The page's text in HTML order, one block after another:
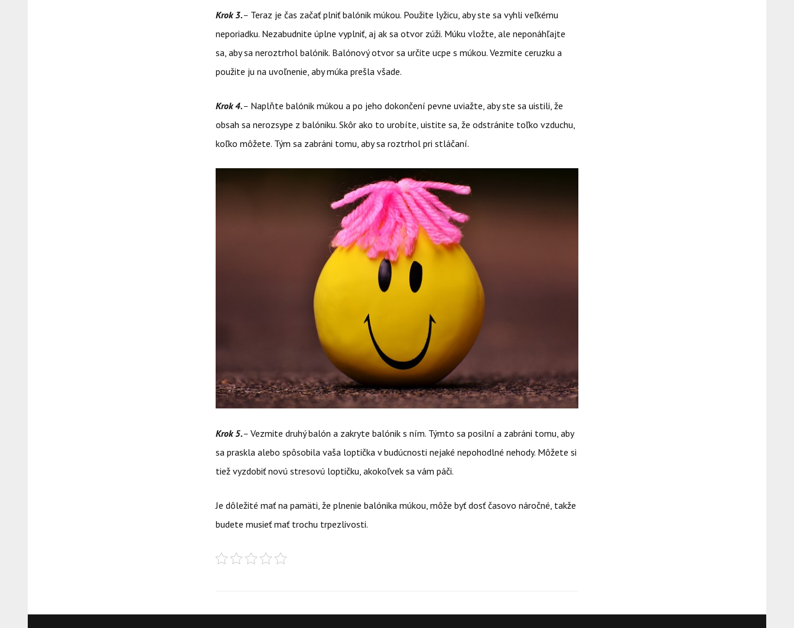
Krok 3.– Teraz je čas začať plniť balónik múkou. Použite lyžicu, aby ste sa vyhli veľkému
neporiadku. Nezabudnite úplne vyplniť, aj ak sa otvor zúži. Múku vložte, ale neponáhľajte
sa, aby sa neroztrhol balónik. Balónový otvor sa určite ucpe s múkou. Vezmite ceruzku a
použite ju na uvoľnenie, aby múka prešla všade.
Krok 4.– Naplňte balónik múkou a po jeho dokončení pevne uviažte, aby ste sa uistili, že
obsah sa nerozsype z balóniku. Skôr ako to urobíte, uistite sa, že odstránite toľko vzduchu,
koľko môžete. Tým sa zabráni tomu, aby sa roztrhol pri stláčaní.
Krok 5.–Vezmite druhý balón a zakryte balónik s ním. Týmto sa posilní a zabráni tomu, aby
sa praskla alebo spôsobila vaša loptička v budúcnosti nejaké nepohodlné nehody. Môžete si
tiež vyzdobiť novú stresovú loptičku, akokoľvek sa vám páči.
Je dôležité mať na pamäti, že plnenie balónika múkou, môže byť dosť časovo náročné, takže
budete musieť mať trochu trpezlivosti.